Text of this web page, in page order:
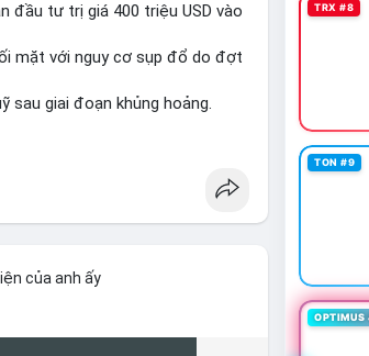
đầu tư trị giá 400 triệu USD vào
mặt với nguy cơ sụp đổ do đợt
sau giai đoạn khủng hoảng.
của anh ấy
TRX #8
TON #9
OPTIMUS